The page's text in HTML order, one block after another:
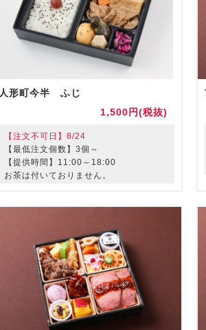
人形町今半 ふじ
1,500円(税抜)
【注文不可日】8/24
【最低注文個数】3個～
【提供時間】11:00～18:00
お茶は付いておりません。